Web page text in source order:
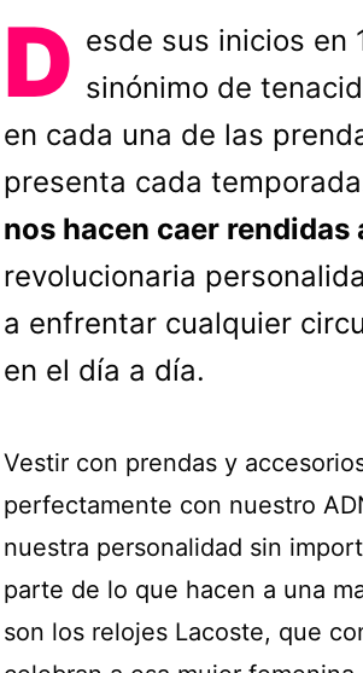
D esde sus inicios en
sinónimo de
en cada una de las
presenta cada
nos hacen caer rendidas
revolucionaria
a enfrentar cualquier
en el día a día.
Vestir con prendas y
perfectamente con nuestro
nuestra personalidad sin
parte de lo que hacen a una
son los relojes Lacoste, que